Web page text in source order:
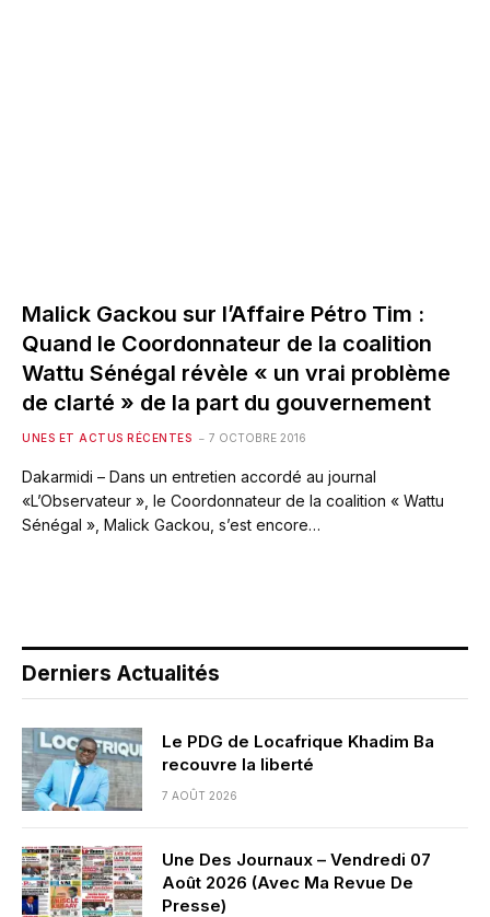
Malick Gackou sur l’Affaire Pétro Tim :
Quand le Coordonnateur de la coalition
Wattu Sénégal révèle « un vrai problème
de clarté » de la part du gouvernement
UNES ET ACTUS RÉCENTES 7 OCTOBRE 2016
Dakarmidi – Dans un entretien accordé au journal
«L’Observateur », le Coordonnateur de la coalition « Wattu
Sénégal », Malick Gackou, s’est encore…
Derniers Actualités
Le PDG de Locafrique Khadim Ba
recouvre la liberté
7 AOÛT 2026
Une Des Journaux – Vendredi 07
Août 2026 (Avec Ma Revue De
Presse)